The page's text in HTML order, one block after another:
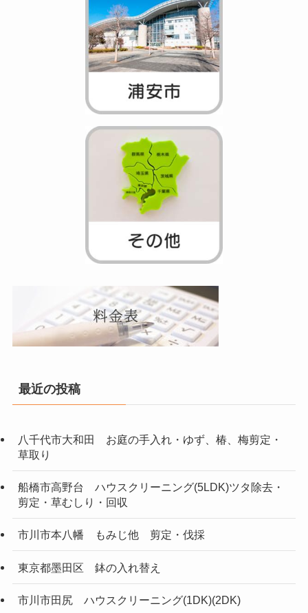
最近の投稿
八千代市大和田 お庭の手入れ・ゆず、椿、梅剪定・
草取り
船橋市高野台 ハウスクリーニング(5LDK)ツタ除去・
剪定・草むしり・回収
市川市本八幡 もみじ他 剪定・伐採
東京都墨田区 鉢の入れ替え
市川市田尻 ハウスクリーニング(1DK)(2DK)